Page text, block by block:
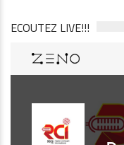
ECOUTEZ LIVE!!!